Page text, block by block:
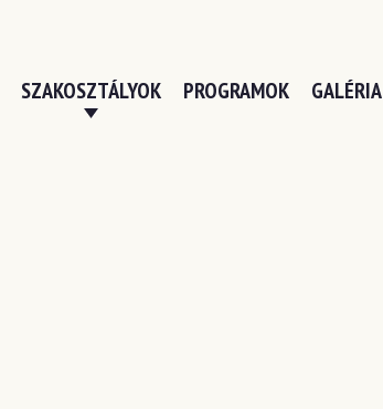
SZAKOSZTÁLYOK PROGRAMOK GALÉRIA